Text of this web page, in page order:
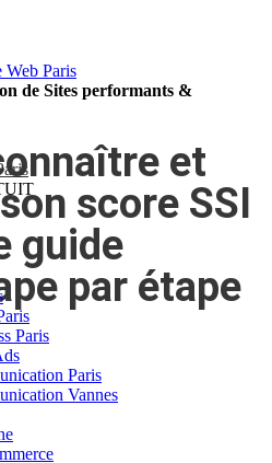
de Sites performants &
Paris
Paris
Vannes
et
score SSI
guide
par étape